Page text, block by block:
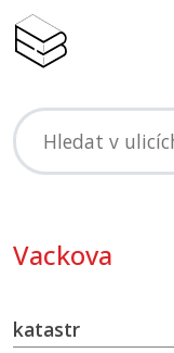
Vackova
katastr